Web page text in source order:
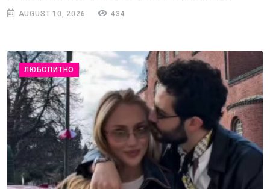
AUGUST 10, 2026 434
ЛЮБОПИТНО